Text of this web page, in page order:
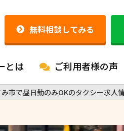
無料相談してみる
とは ご利用者様の声
み市で昼日勤のみOKのタクシー求人